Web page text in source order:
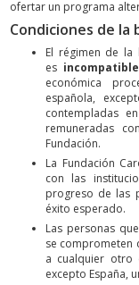
ofertar un programa
Condiciones de la
El régimen de la
es incompatible
económica
española,
contempladas
remuneradas
Fundación.
La Fundación
con las
progreso de las
éxito esperado.
Las personas
se comprometen
a cualquier otro
excepto España,